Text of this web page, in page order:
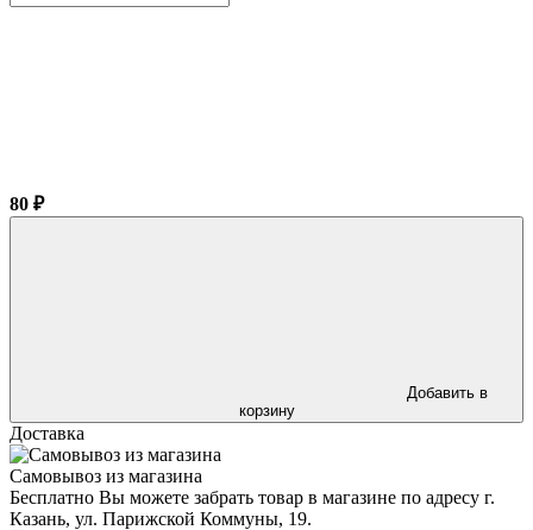
80 ₽
Добавить в
корзину
Доставка
Самовывоз из магазина
Бесплатно Вы можете забрать товар в магазине по адресу г.
Казань, ул. Парижской Коммуны, 19.